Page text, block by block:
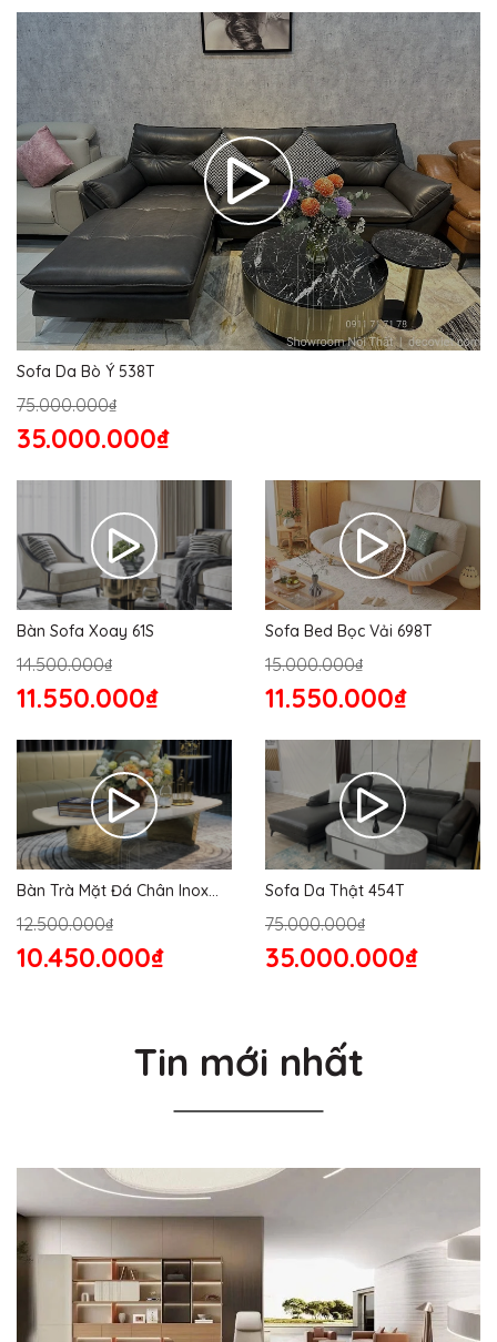
Sofa Da Bò Ý 538T
75.000.000₫
35.000.000₫
Bàn Sofa Xoay 61S
14.500.000₫
11.550.000₫
Sofa Bed Bọc Vải 698T
15.000.000₫
11.550.000₫
Bàn Trà Mặt Đá Chân Inox
12.500.000₫
10.450.000₫
Sofa Da Thật 454T
75.000.000₫
35.000.000₫
Tin mới nhất